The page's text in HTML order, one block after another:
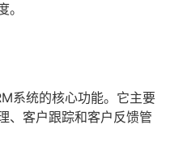
系统的核心功能。它主要
、客户跟踪和客户反馈管